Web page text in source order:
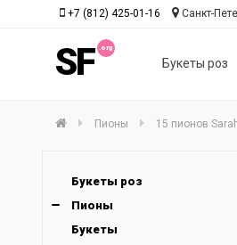
SF Букеты роз
+7 (812) 425-01-16 Санкт-
Пионы 15 пионов
Букеты роз
Пионы
Букеты